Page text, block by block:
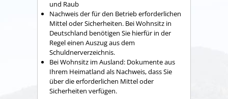
und Raub
Nachweis der für den Betrieb erforderlichen
Mittel oder Sicherheiten. Bei Wohnsitz in
Deutschland benötigen Sie hierfür in der
Regel einen Auszug aus dem
Schuldnerverzeichnis.
Bei Wohnsitz im Ausland: Dokumente aus
Ihrem Heimatland als Nachweis, dass Sie
über die erforderlichen Mittel oder
Sicherheiten verfügen.